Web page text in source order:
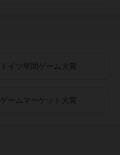
ドイツ年間ゲーム大賞
ゲームマーケット大賞